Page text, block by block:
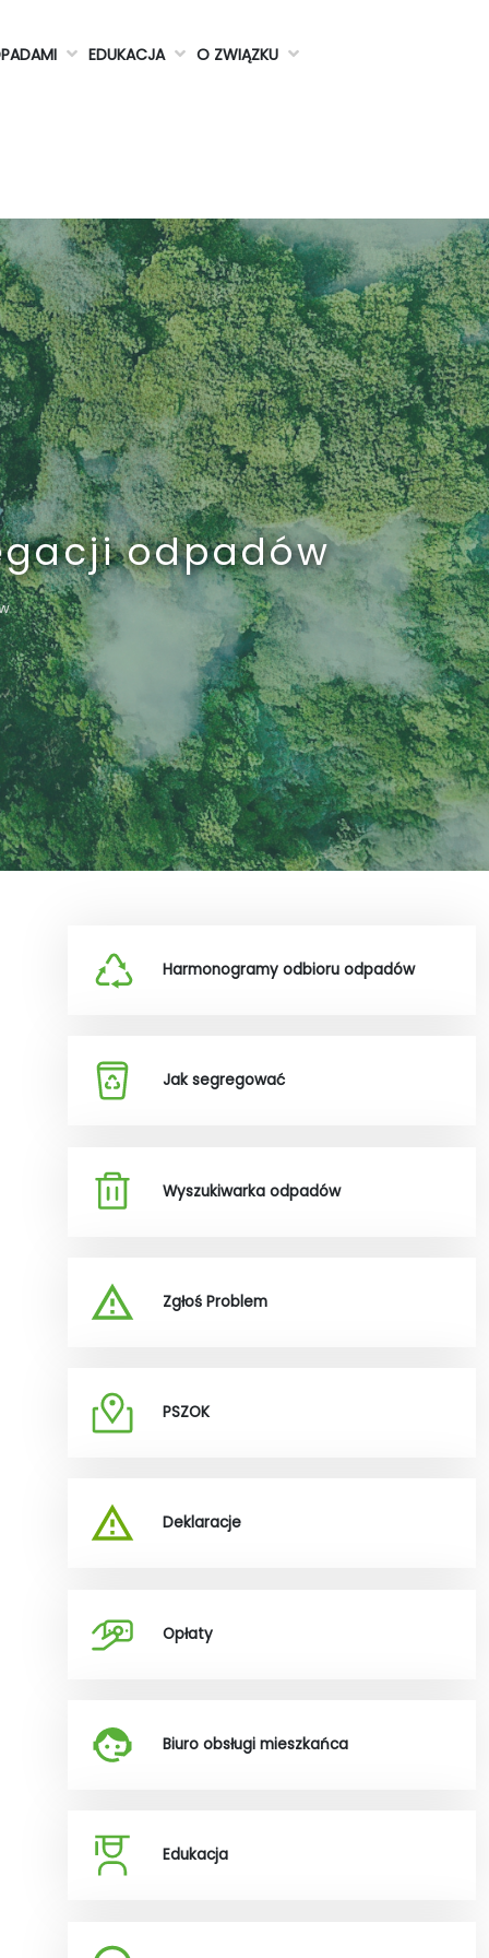
EDUKACJA O ZWIĄZKU
odpadów
Harmonogramy odbioru odpadów
Jak segregować
Wyszukiwarka odpadów
Zgłoś Problem
PSZOK
Deklaracje
Opłaty
Biuro obsługi mieszkańca
Edukacja